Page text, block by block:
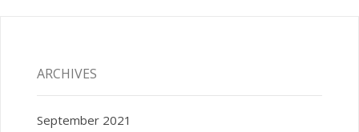
ARCHIVES
September 2021